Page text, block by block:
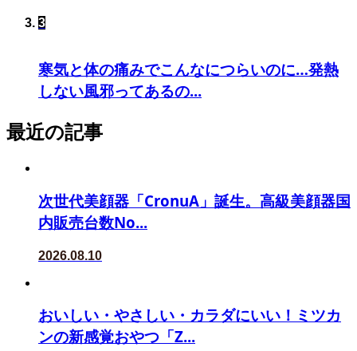
3
寒気と体の痛みでこんなにつらいのに…発熱
しない風邪ってあるの...
最近の記事
次世代美顔器「CronuA」誕生。高級美顔器国
内販売台数No...
2026.08.10
おいしい・やさしい・カラダにいい！ミツカ
ンの新感覚おやつ「Z...